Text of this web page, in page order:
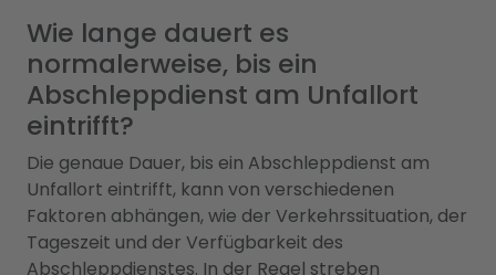
Wie lange dauert es
normalerweise, bis ein
Abschleppdienst am Unfallort
eintrifft?
Die genaue Dauer, bis ein Abschleppdienst am
Unfallort eintrifft, kann von verschiedenen
Faktoren abhängen, wie der Verkehrssituation, der
Tageszeit und der Verfügbarkeit des
Abschleppdienstes. In der Regel streben